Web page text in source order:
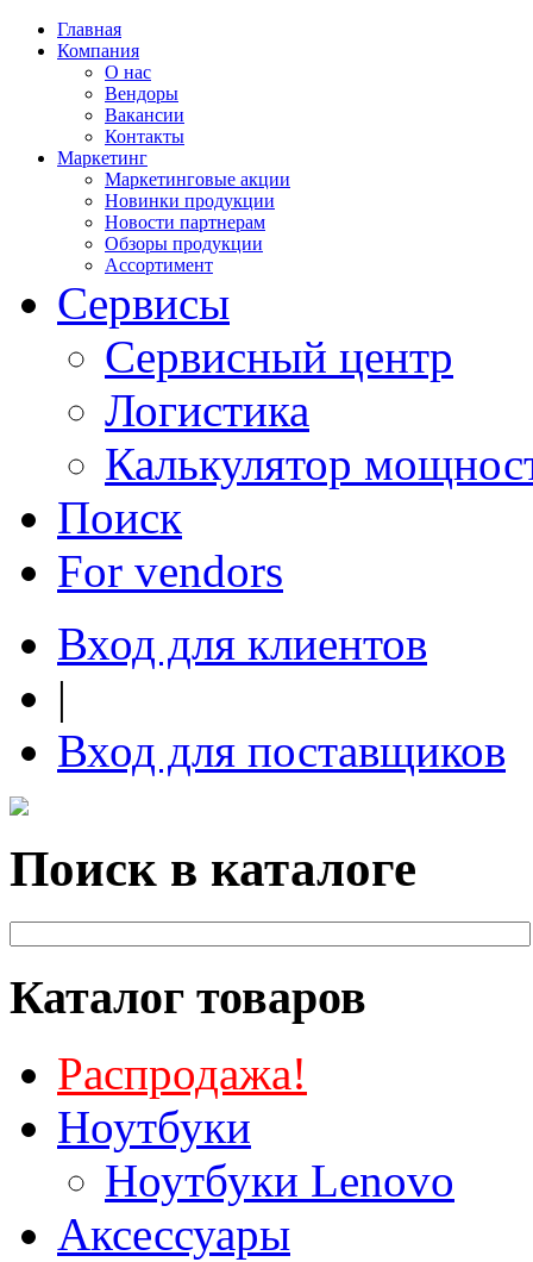
Главная
Компания
О нас
Вендоры
Вакансии
Контакты
Маркетинг
Маркетинговые акции
Новинки продукции
Новости партнерам
Обзоры продукции
Ассортимент
Сервисы
Сервисный центр
Логистика
Калькулятор
Поиск
For vendors
Вход для клиентов
|
Вход для поставщиков
Поиск в каталоге
Каталог товаров
Распродажа!
Ноутбуки
Ноутбуки Lenovo
Аксессуары